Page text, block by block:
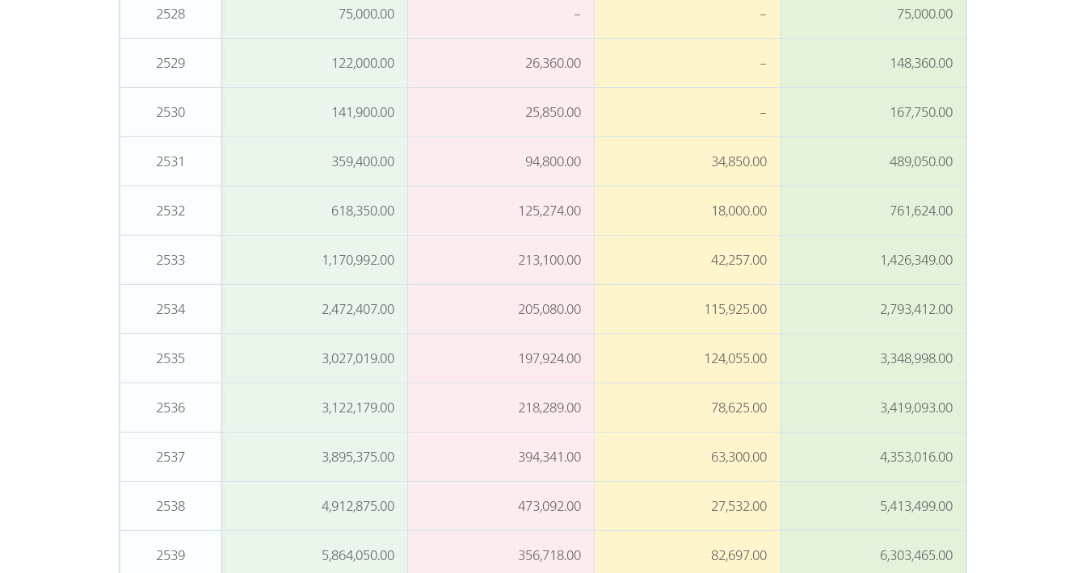
2528 75,000.00 – – 75,000.00
2529 122,000.00 26,360.00 – 148,360.00
2530 141,900.00 25,850.00 – 167,750.00
2531 359,400.00 94,800.00 34,850.00 489,050.00
2532 618,350.00 125,274.00 18,000.00 761,624.00
2533 1,170,992.00 213,100.00 42,257.00 1,426,349.00
2534 2,472,407.00 205,080.00 115,925.00 2,793,412.00
2535 3,027,019.00 197,924.00 124,055.00 3,348,998.00
2536 3,122,179.00 218,289.00 78,625.00 3,419,093.00
2537 3,895,375.00 394,341.00 63,300.00 4,353,016.00
2538 4,912,875.00 473,092.00 27,532.00 5,413,499.00
2539 5,864,050.00 356,718.00 82,697.00 6,303,465.00